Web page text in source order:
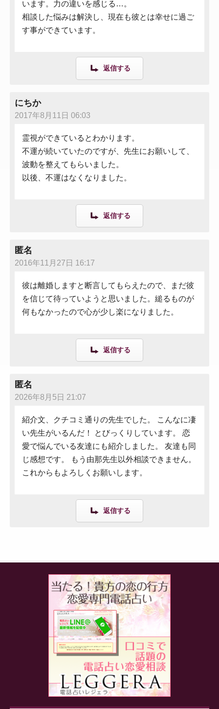
います。力の違いを感じる…。
相談した悩みは解決し、現在も彼とは幸せに過ご
す事ができています。
返信する
にちか
2017年8月11日 06:03
霊視ができているとわかります。
不運が続いていたのですが、先生にお願いして、
波動を整えてもらいました。
以後、不運はなくなりました。
返信する
匿名
2016年11月27日 16:17
彼は離婚しますと断言してもらえたので、まだ彼
を信じて待っていようと思いました。縋るものが
何もなかったので心が少し楽になりました。
返信する
匿名
2026年8月5日 21:07
紹介文、クチコミ通りの先生でした。 こんなに凄
い先生がいるんだ！ とびっくりしています。 恋
愛で悩んでいる友達にも紹介しました。 友達も同
じ感想です。 もう由那先生以外相談できません。
これからもよろしくお願いします。
返信する